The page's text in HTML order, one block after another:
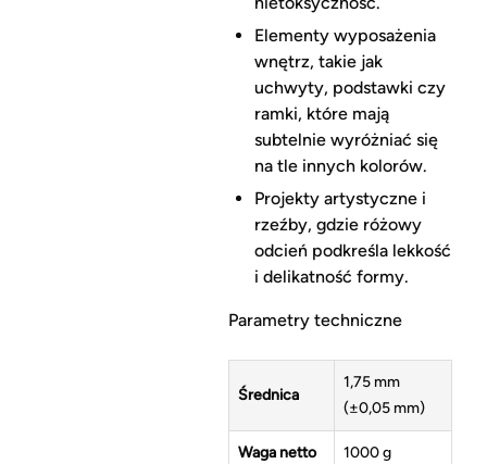
Elementy wyposażenia
wnętrz, takie jak
uchwyty, podstawki czy
ramki, które mają
subtelnie wyróżniać się
na tle innych kolorów.
Projekty artystyczne i
rzeźby, gdzie różowy
odcień podkreśla lekkość
i delikatność formy.
Parametry techniczne
Średnica
1,75 mm
(±0,05 mm)
Waga netto 1000 g